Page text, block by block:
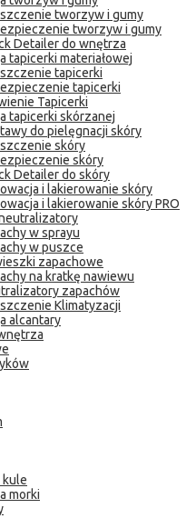
tworzyw i gumy
tworzyw i gumy
Detailer do wnętrza
tapicerki materiałowej
tapicerki
tapicerki
Tapicerki
tapicerki skórzanej
do pielęgnacji skóry
skóry
skóry
Detailer do skóry
i lakierowanie skóry
i lakierowanie skóry PRO
w sprayu
w puszce
zapachowe
na kratkę nawiewu
zapachów
Klimatyzacji
alcantary
kule
morki